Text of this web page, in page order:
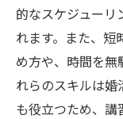
的なスケジューリ
れます。また、短
め方や、時間を無
れらのスキルは
も役立つため、講